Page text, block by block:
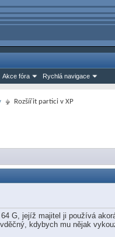
Akce fóra Rychlá navigace
Rozšířit partici v XP
G, jejíž majitel ji používá
kdybych mu nějak